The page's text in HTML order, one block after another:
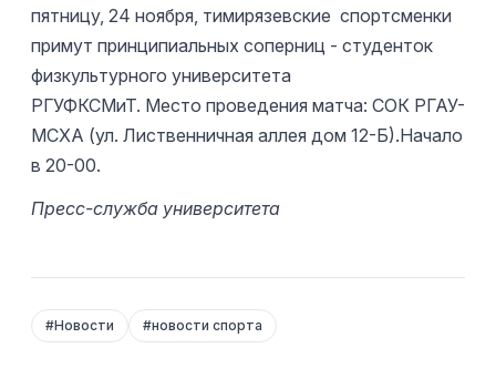
пятницу, 24 ноября, тимирязевские спортсменки
примут принципиальных соперниц - студенток
физкультурного университета
РГУФКСМиТ. Место проведения матча: СОК РГАУ-
МСХА (ул. Лиственничная аллея дом 12-Б).Начало
в 20-00.
Пресс-служба университета
#Новости #новости спорта